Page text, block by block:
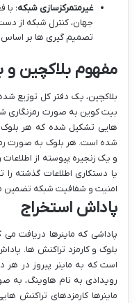
غیرمتمرکزسازی شبکه: با
جهان، کنترل شبکه از
تصمیم گیری ها بر اساس
مفهوم بلاکچین و
بلاکچین، یک دفتر کل توزیع
بیت کوین به صورت رمزنگاری
هایی تشکیل شده که هر بلوک
شده است. هر بلوک به صورت
و یک زنجیره پیوسته از
یا دستکاری اطلاعات گذشته را
امنیت و شفافیت شبکه تضمین
پاداش استخراج
پاداشی که ماینرها دریافت
بلوک و کارمزد تراکنش ها.
است که به ماینر پیروز در هر
رویدادی به نام هاوینگ، به
ماینرها کارمزدهای تراکنش